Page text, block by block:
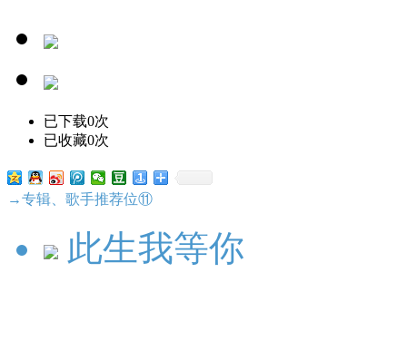
已下载0次
已收藏0次
→专辑、歌手推荐位⑪
此生我等你